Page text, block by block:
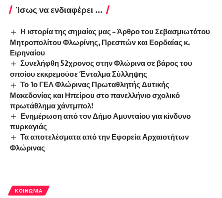
Ίσως να ενδιαφέρει ...
Η ιστορία της σημαίας μας – Άρθρο του Σεβασμιωτάτου
Μητροπολίτου Φλωρίνης, Πρεσπών και Εορδαίας κ.
Ειρηναίου
Συνελήφθη 52χρονος στην Φλώρινα σε βάρος του
οποίου εκκρεμούσε Ένταλμα Σύλληψης
Το 1ο ΓΕΛ Φλώρινας Πρωταθλητής Δυτικής
Μακεδονίας και Ηπείρου στο πανελλήνιο σχολικό
πρωτάθλημα χάντμπολ!
Ενημέρωση από τον Δήμο Αμυνταίου για κίνδυνο
πυρκαγιάς
Τα αποτελέσματα από την Εφορεία Αρχαιοτήτων
Φλώρινας
ΚΟΙΝΩΝΊΑ